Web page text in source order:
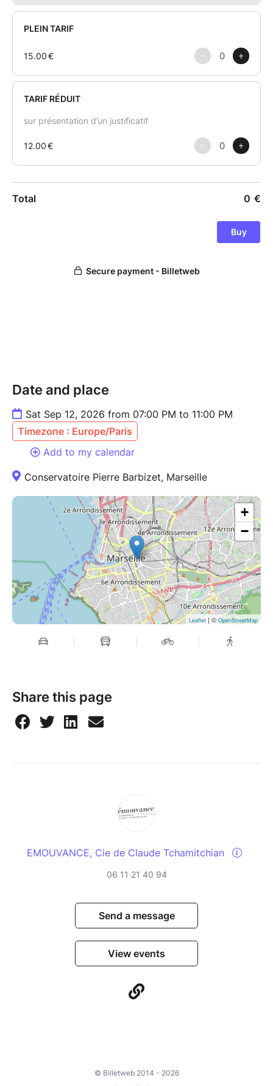
Date and place
Sat Sep 12, 2026 from 07:00 PM to 11:00 PM
Timezone : Europe/Paris
Add to my calendar
Conservatoire Pierre Barbizet, Marseille
+
−
Leaflet | © OpenStreetMap
Share this page
EMOUVANCE, Cie de Claude Tchamitchian
06 11 21 40 94
Send a message
View events
© Billetweb 2014 - 2026